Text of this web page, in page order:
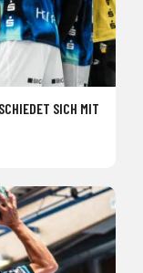
SICH MIT